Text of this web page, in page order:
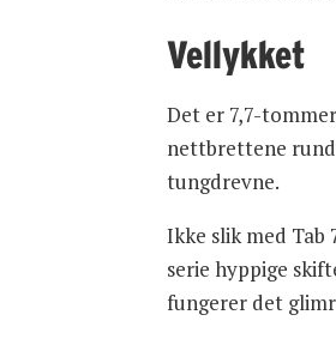
Vellykket
Det er 7,7-
nettbrettene
tungdrevne.
Ikke slik med Tab
serie hyppige
fungerer det